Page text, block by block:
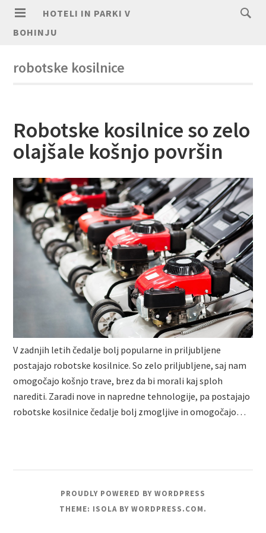
HOTELI IN PARKI V
BOHINJU
robotske kosilnice
Robotske kosilnice so zelo
olajšale košnjo površin
V zadnjih letih čedalje bolj popularne in priljubljene
postajajo robotske kosilnice. So zelo priljubljene, saj nam
omogočajo košnjo trave, brez da bi morali kaj sploh
narediti. Zaradi nove in napredne tehnologije, pa postajajo
robotske kosilnice čedalje bolj zmogljive in omogočajo…
PROUDLY POWERED BY WORDPRESS
THEME: ISOLA BY WORDPRESS.COM.